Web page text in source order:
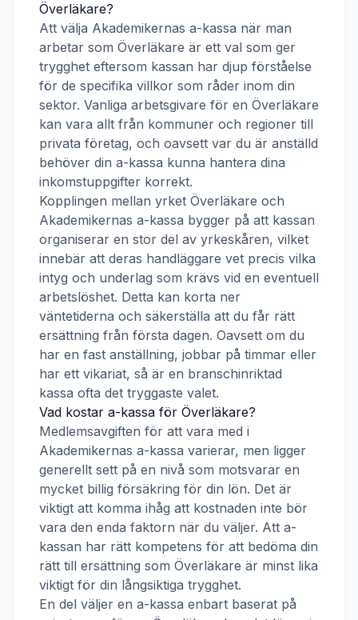
Överläkare?
Att välja Akademikernas a-kassa när man
arbetar som Överläkare är ett val som ger
trygghet eftersom kassan har djup förståelse
för de specifika villkor som råder inom din
sektor. Vanliga arbetsgivare för en Överläkare
kan vara allt från kommuner och regioner till
privata företag, och oavsett var du är anställd
behöver din a-kassa kunna hantera dina
inkomstuppgifter korrekt.
Kopplingen mellan yrket Överläkare och
Akademikernas a-kassa bygger på att kassan
organiserar en stor del av yrkeskåren, vilket
innebär att deras handläggare vet precis vilka
intyg och underlag som krävs vid en eventuell
arbetslöshet. Detta kan korta ner
väntetiderna och säkerställa att du får rätt
ersättning från första dagen. Oavsett om du
har en fast anställning, jobbar på timmar eller
har ett vikariat, så är en branschinriktad
kassa ofta det tryggaste valet.
Vad kostar a-kassa för Överläkare?
Medlemsavgiften för att vara med i
Akademikernas a-kassa varierar, men ligger
generellt sett på en nivå som motsvarar en
mycket billig försäkring för din lön. Det är
viktigt att komma ihåg att kostnaden inte bör
vara den enda faktorn när du väljer. Att a-
kassan har rätt kompetens för att bedöma din
rätt till ersättning som Överläkare är minst lika
viktigt för din långsiktiga trygghet.
En del väljer en a-kassa enbart baserat på